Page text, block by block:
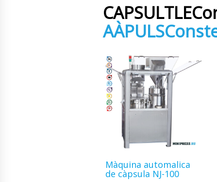
Màquina automalica
de càpsula NJ-100